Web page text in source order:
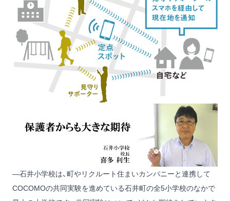
―石井小学校は、町やリクルート住まいカンパニーと連携して
COCOMOの共同実験を進めている石井町の全5小学校のなかで